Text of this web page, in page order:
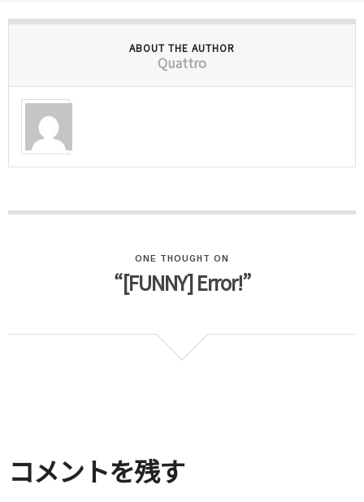
ABOUT THE AUTHOR
Quattro
ONE THOUGHT ON
“[FUNNY] Error!”
コメントを残す